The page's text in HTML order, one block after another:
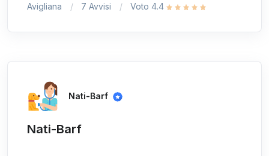
Avigliana 7 Avvisi Voto 4.4
Nati-Barf
Nati-Barf